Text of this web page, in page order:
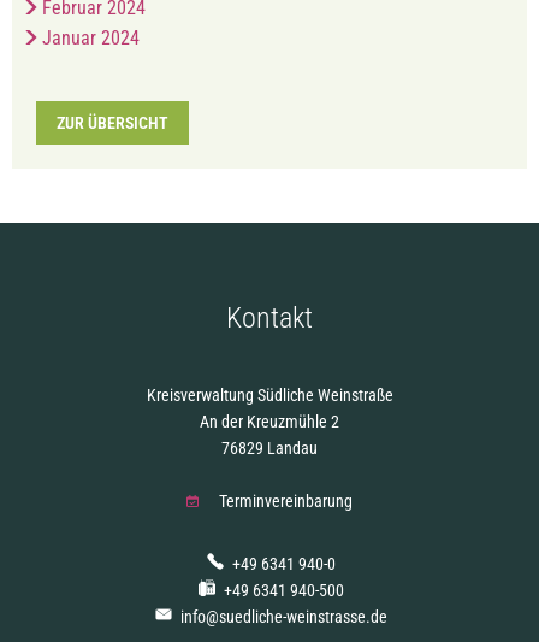
Februar 2024
Januar 2024
ZUR ÜBERSICHT
Kontakt
Kreisverwaltung Südliche Weinstraße
An der Kreuzmühle 2
76829 Landau
Terminvereinbarung
+49 6341 940-0
+49 6341 940-500
info@suedliche-weinstrasse.de